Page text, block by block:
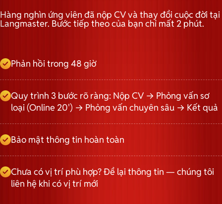
Hàng nghìn ứng viên đã nộp CV và thay đổi cuộc đời tại
Langmaster. Bước tiếp theo của bạn chỉ mất 2 phút.
Phản hồi trong 48 giờ
Quy trình 3 bước rõ ràng: Nộp CV → Phỏng vấn sơ
loại (Online 20') → Phỏng vấn chuyên sâu → Kết quả
Bảo mật thông tin hoàn toàn
Chưa có vị trí phù hợp? Để lại thông tin — chúng tôi
liên hệ khi có vị trí mới